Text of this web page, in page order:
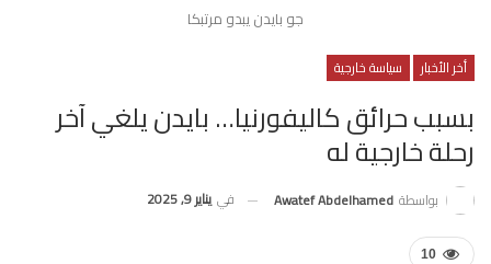
جو بايدن يبدو مرتبكا
أخر الأخبار سياسة خارجية
بسبب حرائق كاليفورنيا… بايدن يلغي آخر
رحلة خارجية له
بواسطة Awatef Abdelhamed في يناير 9, 2025
10